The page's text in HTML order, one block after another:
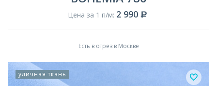
Цена за 1 п/м: 2 990
Есть в отрез в Москве
уличная ткань